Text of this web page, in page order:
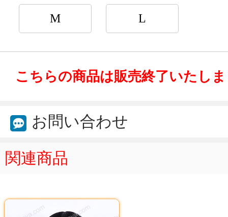
M L
こちらの商品は販売終了いたし
お問い合わせ
関連商品